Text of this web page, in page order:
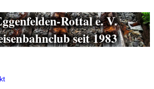
Rottal e. V.
seit 1983